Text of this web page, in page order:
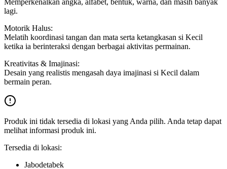
lagi.
Motorik Halus:
Melatih koordinasi tangan dan mata serta ketangkasan si Kecil
ketika ia berinteraksi dengan berbagai aktivitas permainan.
Kreativitas & Imajinasi:
Desain yang realistis mengasah daya imajinasi si Kecil dalam
bermain peran.
Produk ini tidak tersedia di lokasi yang Anda pilih. Anda tetap dapat
melihat informasi produk ini.
Tersedia di lokasi:
Jabodetabek